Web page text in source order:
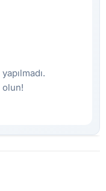
olun!